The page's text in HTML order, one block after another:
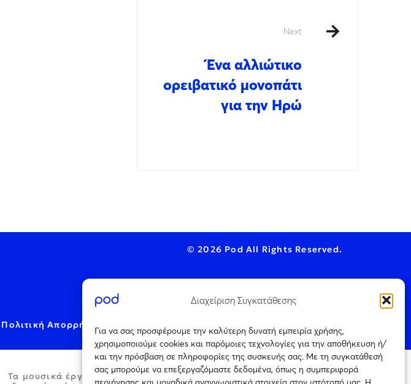
Διαχείριση Συγκατάθεσης
Για να σας προσφέρουμε την καλύτερη δυνατή εμπειρία χρήσης,
χρησιμοποιούμε cookies και παρόμοιες τεχνολογίες για την αποθήκευση ή/
και την πρόσβαση σε πληροφορίες της συσκευής σας. Με τη συγκατάθεσή
σας μπορούμε να επεξεργαζόμαστε δεδομένα, όπως η συμπεριφορά
Next
Ένα αλλιώτικο
ορειβατικό μονοπάτι
για την Ηρώ
© 2026 Pod All Rights Reserved.
Πολιτική Απορρήτου Cookie Policy
Τα μουσικά έργα παρέχονται μόνο για